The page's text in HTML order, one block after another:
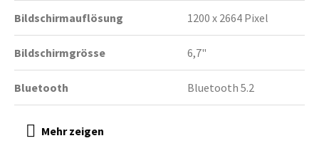
Bildschirmauflösung 1200 x 2664 Pixel
Bildschirmgrösse 6,7"
Bluetooth Bluetooth 5.2